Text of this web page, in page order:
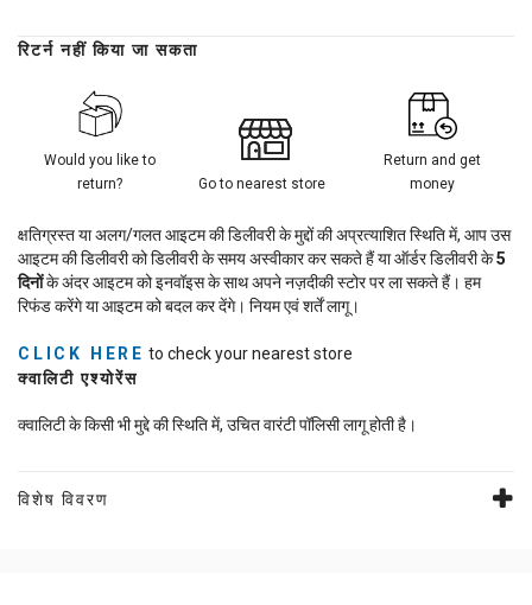
रिटर्न नहीं किया जा सकता
Would you like to
return?
Go to nearest store
Return and get
money
क्षतिग्रस्त या अलग/गलत आइटम की डिलीवरी के मुद्दों की अप्रत्याशित स्थिति में, आप उस
आइटम की डिलीवरी को डिलीवरी के समय अस्वीकार कर सकते हैं या ऑर्डर डिलीवरी के5
दिनोंके अंदर आइटम को इनवॉइस के साथ अपने नज़दीकी स्टोर पर ला सकते हैं। हम
रिफंड करेंगे या आइटम को बदल कर देंगे। नियम एवं शर्तें लागू।
CLICK HERE to check your nearest store
क्वालिटी एश्योरेंस
क्वालिटी के किसी भी मुद्दे की स्थिति में, उचित वारंटी पॉलिसी लागू होती है।
विशेष विवरण